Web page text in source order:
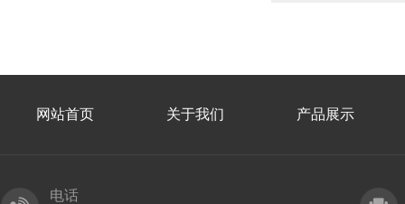
网站首页 关于我们 产品展示
电话